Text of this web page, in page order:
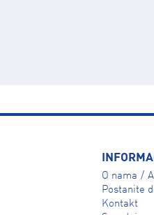
O nama /
Postanite
Kontakt